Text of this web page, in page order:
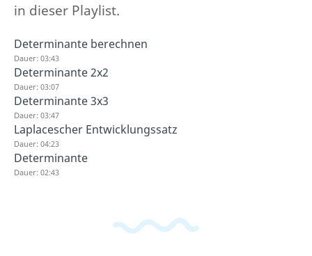
in dieser Playlist.
Determinante berechnen
Dauer: 03:43
Determinante 2x2
Dauer: 03:07
Determinante 3x3
Dauer: 03:47
Laplacescher Entwicklungssatz
Dauer: 04:23
Determinante
Dauer: 02:43